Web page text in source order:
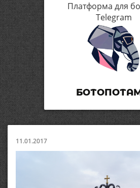
Платформа для
Telegram
11.01.2017